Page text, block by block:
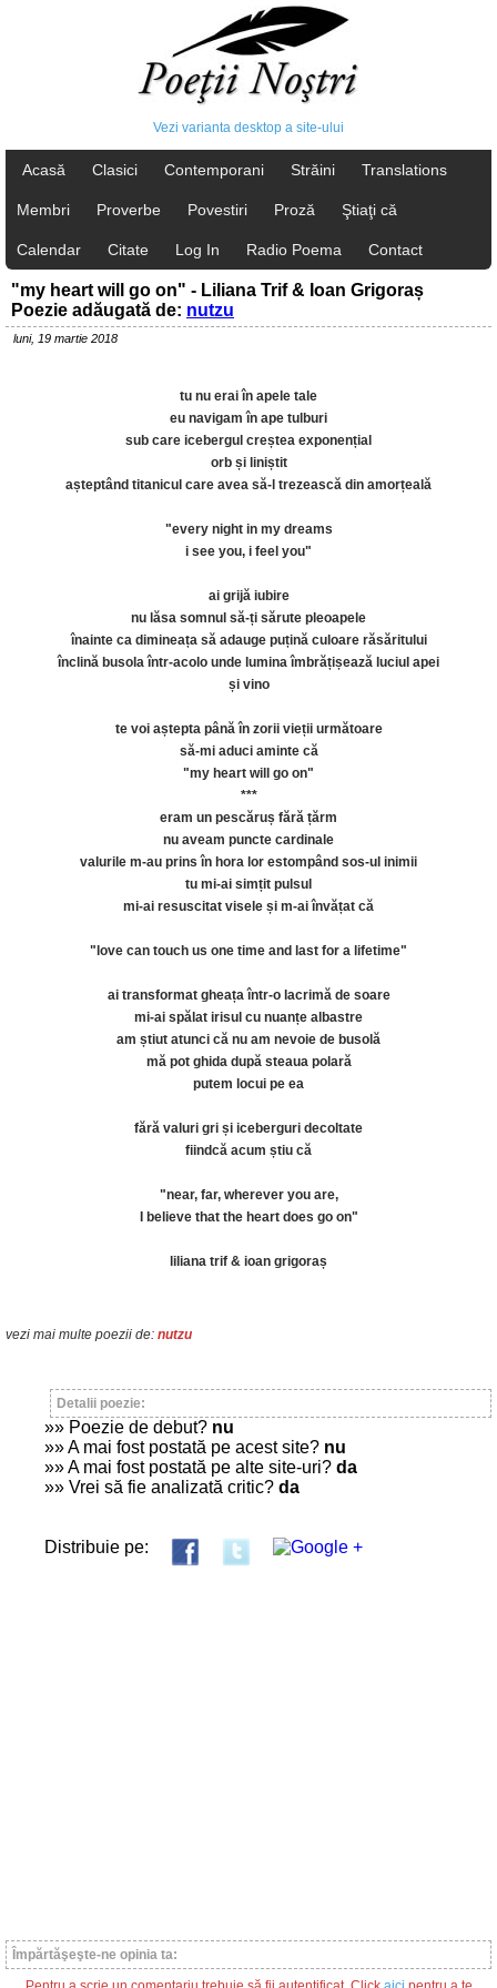
Vezi varianta desktop a site-ului
Acasă Clasici Contemporani Străini Translations
Membri Proverbe Povestiri Proză Ştiaţi că
Calendar Citate Log In Radio Poema Contact
"my heart will go on" - Liliana Trif & Ioan Grigoraș
Poezie adăugată de: nutzu
luni, 19 martie 2018
tu nu erai în apele tale
eu navigam în ape tulburi
sub care icebergul creștea exponențial
orb și liniștit
așteptând titanicul care avea să-l trezească din amorțeală
"every night in my dreams
i see you, i feel you"
ai grijă iubire
nu lăsa somnul să-ți sărute pleoapele
înainte ca dimineața să adauge puțină culoare răsăritului
înclină busola într-acolo unde lumina îmbrățișează luciul apei
și vino
te voi aștepta până în zorii vieții următoare
să-mi aduci aminte că
"my heart will go on"
***
eram un pescăruș fără țărm
nu aveam puncte cardinale
valurile m-au prins în hora lor estompând sos-ul inimii
tu mi-ai simțit pulsul
mi-ai resuscitat visele și m-ai învățat că
"love can touch us one time and last for a lifetime"
ai transformat gheața într-o lacrimă de soare
mi-ai spălat irisul cu nuanțe albastre
am știut atunci că nu am nevoie de busolă
mă pot ghida după steaua polară
putem locui pe ea
fără valuri gri și iceberguri decoltate
fiindcă acum știu că
"near, far, wherever you are,
I believe that the heart does go on"
liliana trif & ioan grigoraș
vezi mai multe poezii de: nutzu
Detalii poezie:
»» Poezie de debut? nu
»» A mai fost postată pe acest site? nu
»» A mai fost postată pe alte site-uri? da
»» Vrei să fie analizată critic? da
Distribuie pe:
Împărtăşeşte-ne opinia ta: